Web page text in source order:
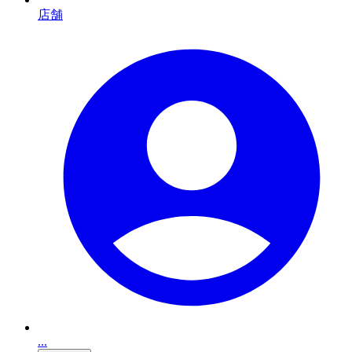
店舗
...